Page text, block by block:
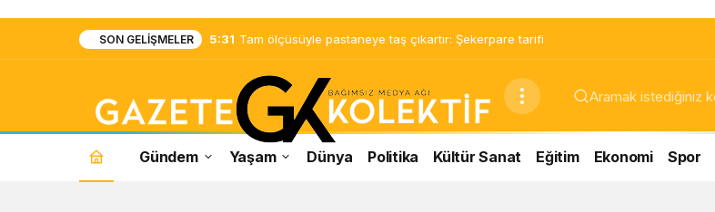
SON GELIŞMELER 5:31 Tam ölçüsüyle pastaneye taş çıkartır: Şekerpare tarifi
Tolga
Gündem Yaşam Dünya Politika Kültür Sanat Eğitim Ekonomi Spor